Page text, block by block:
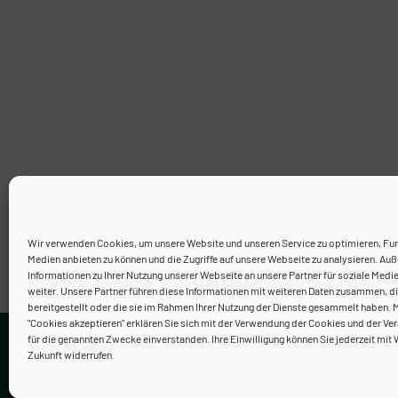
Wir verwenden Cookies, um unsere Website und unseren Service zu optimieren,
Medien anbieten zu können und die Zugriffe auf unsere Webseite zu analysieren.
Informationen zu Ihrer Nutzung unserer Webseite an unsere Partner für soziale
weiter. Unsere Partner führen diese Informationen mit weiteren Daten zusammen,
bereitgestellt oder die sie im Rahmen Ihrer Nutzung der Dienste gesammelt haben.
"Cookies akzeptieren" erklären Sie sich mit der Verwendung der Cookies und der
für die genannten Zwecke einverstanden. Ihre Einwilligung können Sie jederzeit mit
Zukunft widerrufen.
Kontakt